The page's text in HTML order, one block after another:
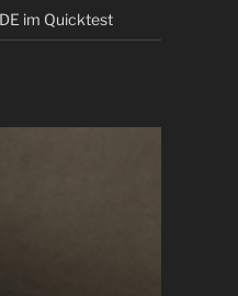
im Quicktest